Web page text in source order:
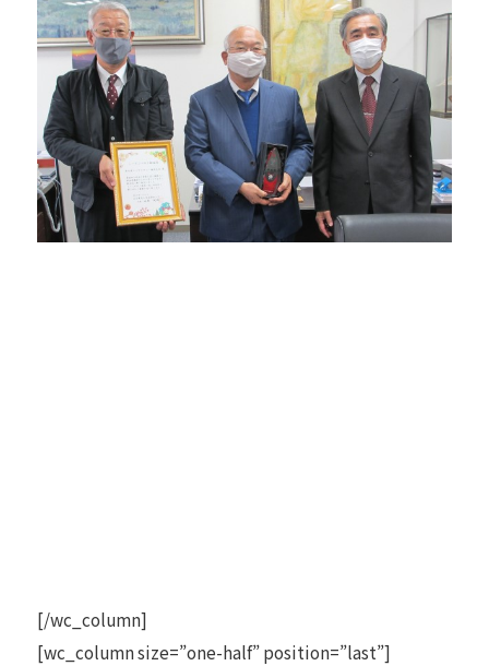
[/wc_column]
[wc_column size=”one-half” position=”last”]